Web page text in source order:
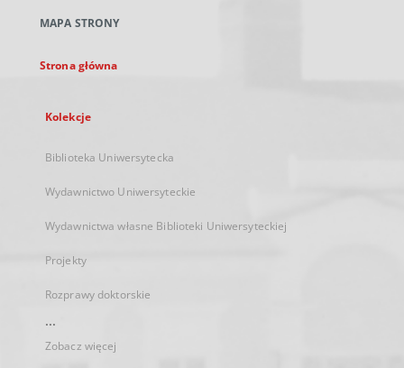
karcie
MAPA STRONY
Strona główna
Kolekcje
Biblioteka Uniwersytecka
Wydawnictwo Uniwersyteckie
Wydawnictwa własne Biblioteki Uniwersyteckiej
Projekty
Rozprawy doktorskie
...
Zobacz więcej